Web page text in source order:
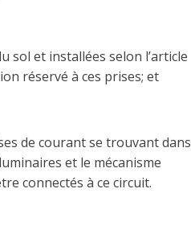
sol et installées selon l’article
réservé à ces prises; et
de courant se trouvant dans
et le mécanisme
connectés à ce circuit.